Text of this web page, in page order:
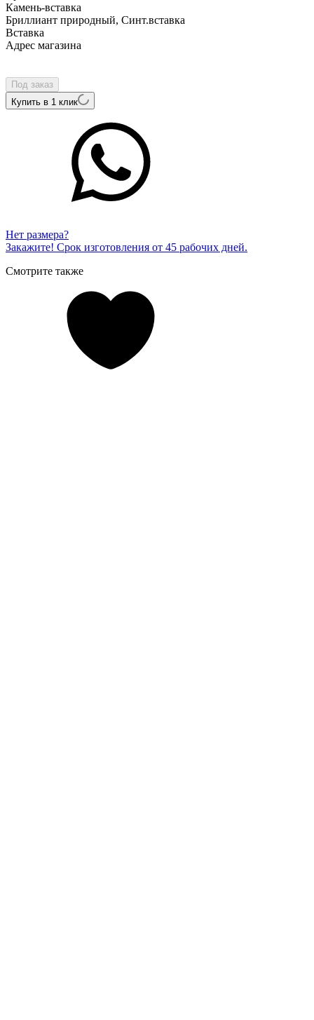
Камень-вставка
Бриллиант природный, Синт.вставка
Вcтавка
Адрес магазина
Под заказ
Купить в 1 клик
Нет размера?
Закажите! Срок изготовления от 45 рабочих дней.
Смотрите также